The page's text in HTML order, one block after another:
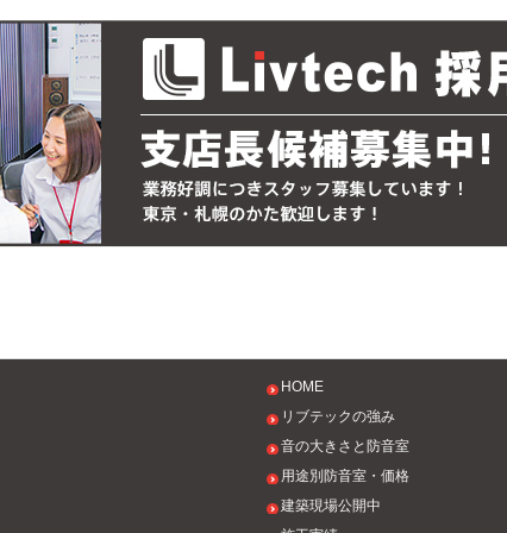
HOME
リブテックの強み
音の大きさと防音室
用途別防音室・価格
建築現場公開中